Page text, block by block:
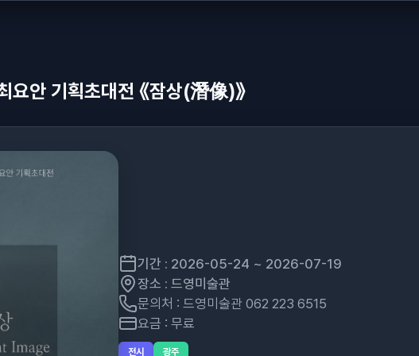
안 기획초대전 《잠상(潛像)》
기간 : 2026-05-24 ~ 2026-07-19
장소 : 드영미술관
문의처 : 드영미술관 062 223 6515
요금 : 무료
전시 광주